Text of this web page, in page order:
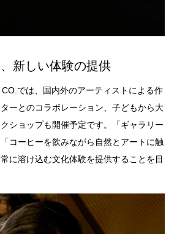
新しい体験の提供
では、国内外のアーティストによる作
ーとのコラボレーション、子どもから大
ショップも開催予定です。「ギャラリー
コーヒーを飲みながら自然とアートに触
に溶け込む文化体験を提供することを目